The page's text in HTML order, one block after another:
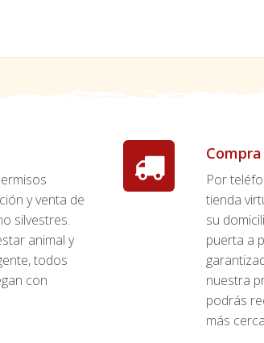
y venta de
silvestres.
animal y
todos
con
Por
tienda
su
puerta a
nuestra
podrás
más